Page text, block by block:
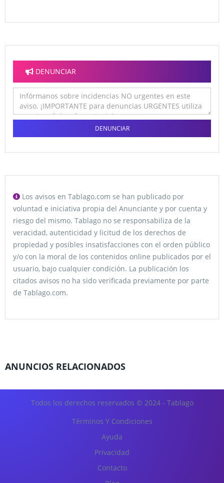
DENUNCIAR
DENUNCIAR
Los avisos en Tablago.com se han publicado por
voluntad e iniciativa propia del Anunciante y por cuenta y
riesgo del mismo. Tablago no se responsabiliza de la
veracidad, autenticidad y licitud de los derechos de
propiedad y posibles insatisfacciones con el orden público
y/o con la moral de los contenidos online publicados por el
usuario, bajo cualquier condición. La publicación los
citados avisos no ha sido verificada previamente por parte
de Tablago.com.
ANUNCIOS RELACIONADOS
Todos los derechos reservados © 2024 - Tablago
Términos Y Condiciones
Ayuda
Privacidad
Contacto